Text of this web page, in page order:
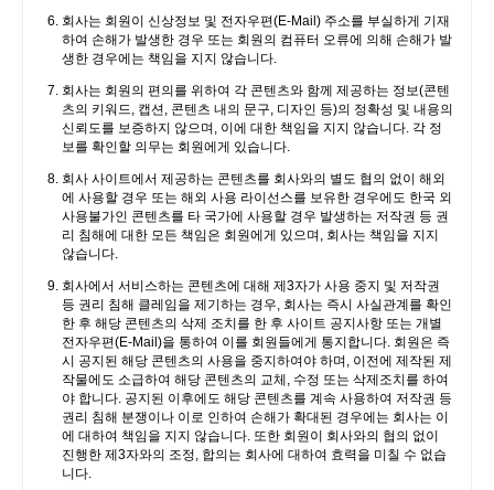
회사는 회원이 신상정보 및 전자우편(E-Mail) 주소를 부실하게 기재
하여 손해가 발생한 경우 또는 회원의 컴퓨터 오류에 의해 손해가 발
생한 경우에는 책임을 지지 않습니다.
회사는 회원의 편의를 위하여 각 콘텐츠와 함께 제공하는 정보(콘텐
츠의 키워드, 캡션, 콘텐츠 내의 문구, 디자인 등)의 정확성 및 내용의
신뢰도를 보증하지 않으며, 이에 대한 책임을 지지 않습니다. 각 정
보를 확인할 의무는 회원에게 있습니다.
회사 사이트에서 제공하는 콘텐츠를 회사와의 별도 협의 없이 해외
에 사용할 경우 또는 해외 사용 라이선스를 보유한 경우에도 한국 외
사용불가인 콘텐츠를 타 국가에 사용할 경우 발생하는 저작권 등 권
리 침해에 대한 모든 책임은 회원에게 있으며, 회사는 책임을 지지
않습니다.
회사에서 서비스하는 콘텐츠에 대해 제3자가 사용 중지 및 저작권
등 권리 침해 클레임을 제기하는 경우, 회사는 즉시 사실관계를 확인
한 후 해당 콘텐츠의 삭제 조치를 한 후 사이트 공지사항 또는 개별
전자우편(E-Mail)을 통하여 이를 회원들에게 통지합니다. 회원은 즉
시 공지된 해당 콘텐츠의 사용을 중지하여야 하며, 이전에 제작된 제
작물에도 소급하여 해당 콘텐츠의 교체, 수정 또는 삭제조치를 하여
야 합니다. 공지된 이후에도 해당 콘텐츠를 계속 사용하여 저작권 등
권리 침해 분쟁이나 이로 인하여 손해가 확대된 경우에는 회사는 이
에 대하여 책임을 지지 않습니다. 또한 회원이 회사와의 협의 없이
진행한 제3자와의 조정, 합의는 회사에 대하여 효력을 미칠 수 없습
니다.